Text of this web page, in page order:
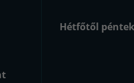
Hétfőtől